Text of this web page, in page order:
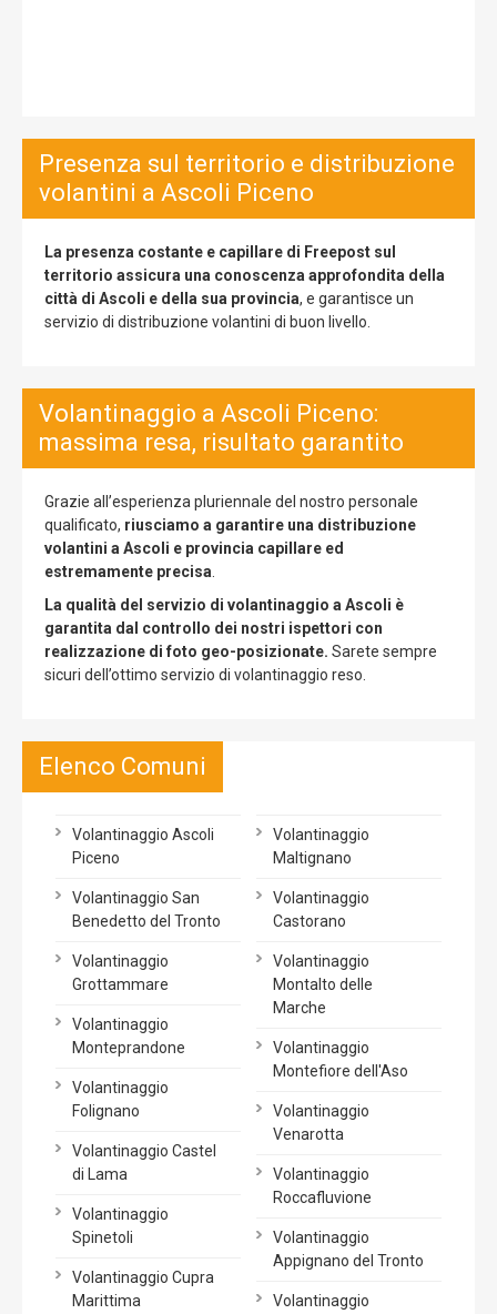
Presenza sul territorio e distribuzione
volantini a Ascoli Piceno
La presenza costante e capillare di Freepost sul
territorio assicura una conoscenza approfondita della
città di Ascoli e della sua provincia, e garantisce un
servizio di distribuzione volantini di buon livello.
Volantinaggio a Ascoli Piceno:
massima resa, risultato garantito
Grazie all’esperienza pluriennale del nostro personale
qualificato, riusciamo a garantire una distribuzione
volantini a Ascoli e provincia capillare ed
estremamente precisa
La qualità del servizio di volantinaggio a Ascoli è
garantita dal controllo dei nostri ispettori con
realizzazione di foto geo-posizionate. Sarete sempre
sicuri dell’ottimo servizio di volantinaggio reso.
Elenco Comuni
Volantinaggio Ascoli
Piceno
Volantinaggio San
Benedetto del Tronto
Volantinaggio
Grottammare
Volantinaggio
Monteprandone
Volantinaggio
Folignano
Volantinaggio Castel
di Lama
Volantinaggio
Spinetoli
Volantinaggio Cupra
Marittima
Volantinaggio
Maltignano
Volantinaggio
Castorano
Volantinaggio
Montalto delle
Marche
Volantinaggio
Montefiore dell'Aso
Volantinaggio
Venarotta
Volantinaggio
Roccafluvione
Volantinaggio
Appignano del Tronto
Volantinaggio